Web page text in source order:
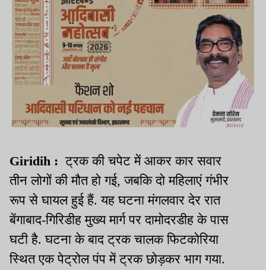
Giridih : ट्रक की चपेट में आकर कार सवार
तीन लोगों की मौत हो गई, जबकि दो महिलाएं गंभीर
रूप से घायल हुई हैं. यह घटना मंगलवार देर रात
बेंगाबाद-गिरिडीह मुख्य मार्ग पर दामोदरडीह के पास
घटी है. घटना के बाद ट्रक चालक फिटकोरिया
स्थित एक पेट्रोल पंप में ट्रक छोड़कर भाग गया.